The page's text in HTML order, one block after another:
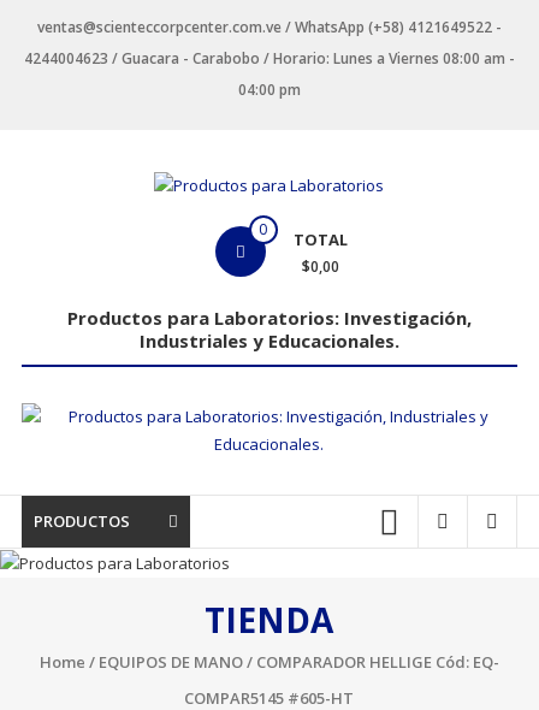
contenido
ventas@scienteccorpcenter.com.ve / WhatsApp (+58) 4121649522 -
4244004623 / Guacara - Carabobo / Horario: Lunes a Viernes 08:00 am -
04:00 pm
Laboratorios
Industriales
y
0 TOTAL
$0,00
Productos para Laboratorios: Investigación,
Industriales y Educacionales.
PRODUCTOS
TIENDA
Home / EQUIPOS DE MANO/ COMPARADOR HELLIGE Cód: EQ-
COMPAR5145 #605-HT